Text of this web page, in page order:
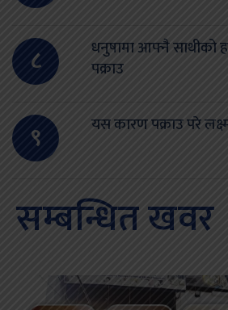
८
धनुषामा आफ्नै साथीको
पक्राउ
९ यस कारण पक्राउ परे
सम्बन्धित खवर